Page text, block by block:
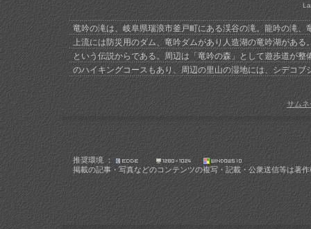
竜吟の滝は、岐阜県瑞浪市釜戸町にある渓谷の滝。龍吟の滝
上流には防災用のダム、竜吟ダムがあり人造湖の竜吟湖があ
という伝説からである。周辺は「竜吟の森」として遊歩道が
のハイキングコースもあり、周辺の里山の湿地には、シデコブ
サム
推奨環境 ：
掲載の記事・写真などのコンテンツの複写・記載・公衆送信等は著